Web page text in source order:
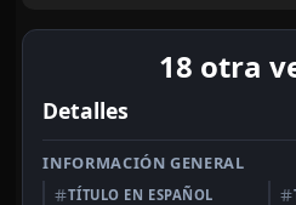
18 otra
Detalles
INFORMACIÓN GENERAL
TÍTULO EN ESPAÑOL